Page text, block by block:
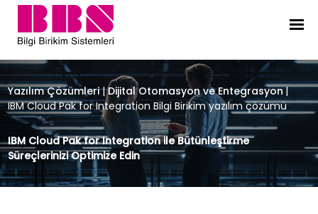
IBM Cloud Pak for Integration Bilgi
Yazılım Çözümleri | Dijital Otomasyon ve Entegrasyon|
IBM Cloud Pak for Integration Bilgi Birikim yazılım çözümü
IBM Cloud Pak for Integration ile Bütünleştirme
Süreçlerinizi Optimize Edin